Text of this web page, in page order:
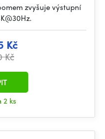
zvyšuje výstupní
Kč
Kč
2 ks